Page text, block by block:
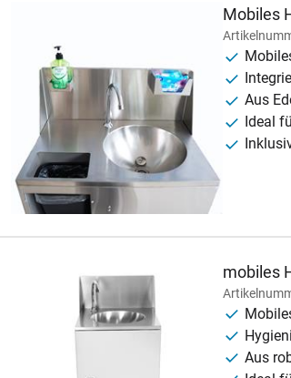
Mobiles
Aus
Ideal
mobiles
Aus